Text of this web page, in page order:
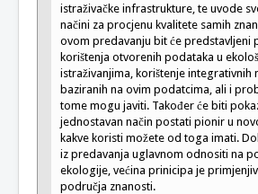
istraživačke infrastrukture, te uvode
načini za procjenu kvalitete samih
ovom predavanju bit će predstavljeni
korištenja otvorenih podataka u
istraživanjima, korištenje integrativnih
baziranih na ovim podatcima, ali i
tome mogu javiti. Također će biti
jednostavan način postati pionir u
kakve koristi možete od toga imati.
iz predavanja uglavnom odnositi na
ekologije, većina prinicipa je
područja znanosti.